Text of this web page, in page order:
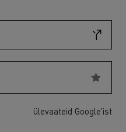
ülevaateid Google'ist